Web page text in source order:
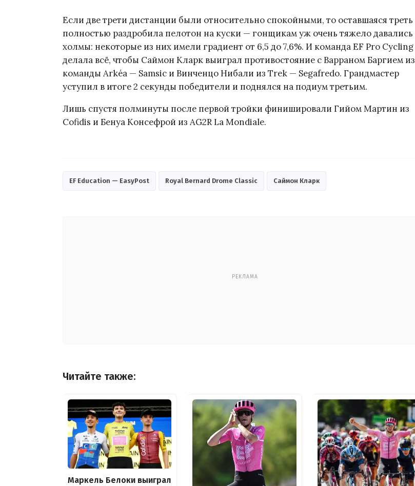
Если две трети дистанции были относительно спокойными, то оставшаяся треть
полностью раздробила пелотон на куски — гонщикам уж очень тяжело давались
холмы: некоторые из них имели градиент от 6,5 до 7,6%. И команда EF Pro Cycling
делала всё, чтобы Саймон Кларк выиграл противостояние с Варраном Баргием из
команды Arkéa — Samsic и Винченцо Нибали из Trek — Segafredo. Грандмастер
уступил в итоге 2 секунды победители и поднялся на подиум третьим.
Лишь спустя полминуты после первой тройки финишировали Гийом Мартин из
Cofidis и Бенуа Консефрой из AG2R La Mondiale.
EF Education — EasyPost Royal Bernard Drome Classic Саймон Кларк
РЕКЛАМА
Читайте также:
Маркель Белоки выиграл